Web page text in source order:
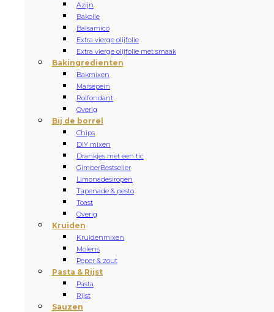
Azijn
Bakolie
Balsamico
Extra vierge olijfolie
Extra vierge olijfolie met smaak
Bakingredienten
Bakmixen
Marsepein
Rolfondant
Overig
Bij de borrel
Chips
DIY mixen
Drankjes met een tic
GimberBestseller
Limonadesiropen
Tapenade & pesto
Toast
Overig
Kruiden
Kruidenmixen
Molens
Peper & zout
Pasta & Rijst
Pasta
Rijst
Sauzen